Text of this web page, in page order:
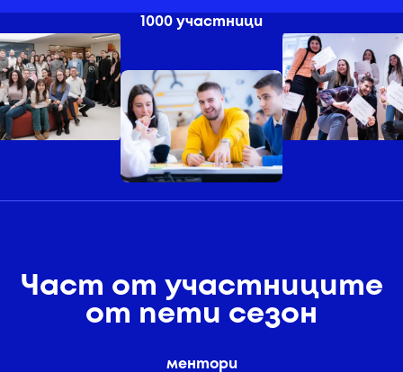
1000 участници
Част от участниците
от пети сезон
ментори